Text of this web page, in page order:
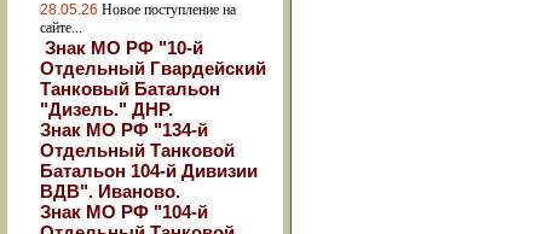
28.05.26 Новое поступление на
сайте...
Знак МО РФ "10-й
Отдельный Гвардейский
Танковый Батальон
"Дизель." ДНР.
Знак МО РФ "134-й
Отдельный Танковой
Батальон 104-й Дивизии
ВДВ". Иваново.
Знак МО РФ "104-й